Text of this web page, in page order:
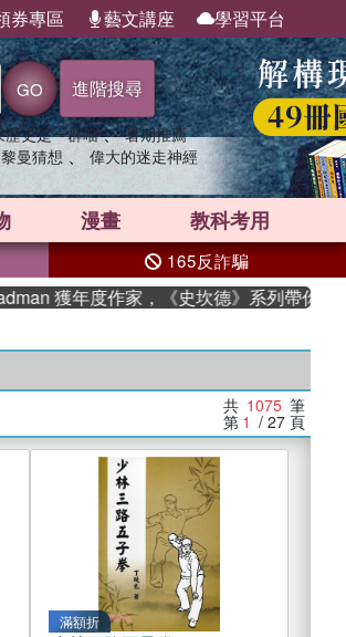
券專區 藝文講座 學習平台
GO 進階搜尋
歷史是一群喵 、 暑期推薦
曼猜想 、 偉大的迷走神經
漫畫 教科考用
165反詐騙
作家，《史坎德》系列帶你踏上熱血奇幻
共 1075 筆
第 1 / 27 頁
滿額折